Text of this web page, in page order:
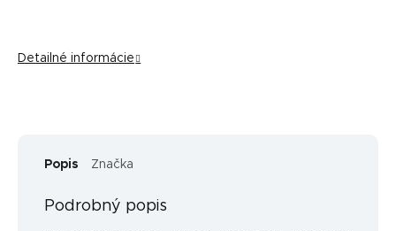
Detailné informácie
Popis Značka
Podrobný popis